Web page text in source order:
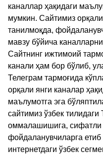
каналлар ҳақидаги
мумкин. Сайтимиз
танилмоқда,
мавзу бўйича
Сайтнинг ижтимоий
канали ҳам бор бўлиб,
Телеграм тармоғида
орқали янги каналар
маълумотга эга
сайтимиз ўзбек
оммалашишига, сифатли
фойдаланувчиларга
интернетдаги ўзбек